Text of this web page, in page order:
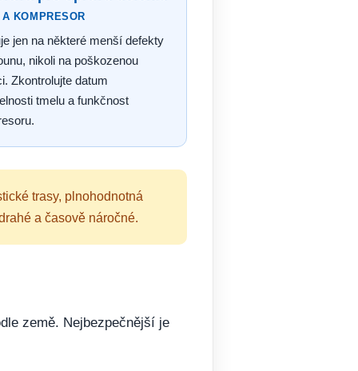
KOMPRESOR
jen na některé menší defekty
nikoli na poškozenou
Zkontrolujte datum
tmelu a funkčnost
trasy, plnohodnotná
a časově náročné.
země. Nejbezpečnější je